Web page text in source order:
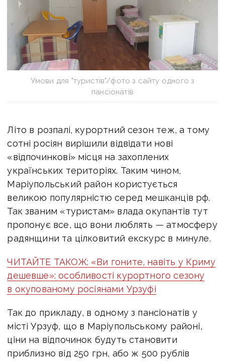
Умови для "туристів"/фото з сайту одного з
пансіонатів
Літо в розпалі, курортний сезон теж, а тому
сотні росіян вирішили відвідати нові
«відпочинкові» місця на захоплених
українських територіях. Таким чином,
Маріупольський район користується
великою популярністю серед мешканців рф.
Так званим «туристам» влада окупантів тут
пропонує все, що вони люблять — атмосферу
радянщини та цілковитий екскурс в минуле.
ЧИТАЙТЕ ТАКОЖ: «Ви гоните, навіть у Криму
дешевше»: особливості курортного сезону
в окупованому росіянами Урзуфі
Так до прикладу, в одному з пансіонатів у
місті Урзуф, що в Маріупольському районі,
ціни на відпочинок будуть становити
приблизно від 250 грн, або ж 500 рублів